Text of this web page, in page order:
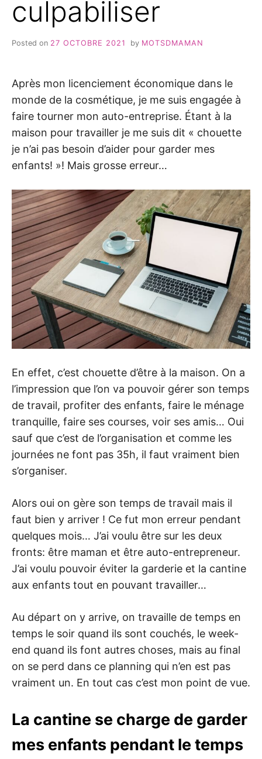
culpabiliser
Posted on 27 OCTOBRE 2021 by MOTSDMAMAN
Après mon licenciement économique dans le
monde de la cosmétique, je me suis engagée à
faire tourner mon auto-entreprise. Étant à la
maison pour travailler je me suis dit « chouette
je n’ai pas besoin d’aider pour garder mes
enfants! »! Mais grosse erreur…
En effet, c’est chouette d’être à la maison. On a
l’impression que l’on va pouvoir gérer son temps
de travail, profiter des enfants, faire le ménage
tranquille, faire ses courses, voir ses amis… Oui
sauf que c’est de l’organisation et comme les
journées ne font pas 35h, il faut vraiment bien
s’organiser.
Alors oui on gère son temps de travail mais il
faut bien y arriver ! Ce fut mon erreur pendant
quelques mois… J’ai voulu être sur les deux
fronts: être maman et être auto-entrepreneur.
J’ai voulu pouvoir éviter la garderie et la cantine
aux enfants tout en pouvant travailler…
Au départ on y arrive, on travaille de temps en
temps le soir quand ils sont couchés, le week-
end quand ils font autres choses, mais au final
on se perd dans ce planning qui n’en est pas
vraiment un. En tout cas c’est mon point de vue.
La cantine se charge de garder
mes enfants pendant le temps